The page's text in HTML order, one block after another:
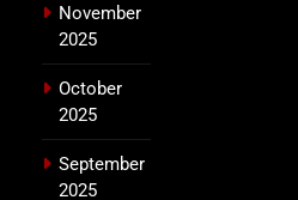
November
2025
October
2025
September
2025